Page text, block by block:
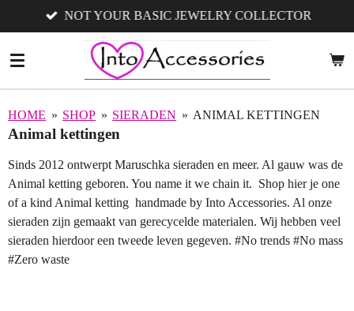
direct
naar
hoofdinhoud
NOT YOUR BASIC JEWELRY COLLECTOR
HOME » SHOP » SIERADEN » ANIMAL KETTINGEN
Animal kettingen
Sinds 2012 ontwerpt Maruschka sieraden en meer. Al gauw was de
Animal ketting geboren. You name it we chain it. Shop hier je one
of a kind Animal ketting handmade by Into Accessories. Al onze
sieraden zijn gemaakt van gerecycelde materialen. Wij hebben veel
sieraden hierdoor een tweede leven gegeven. #No trends #No mass
#Zero waste